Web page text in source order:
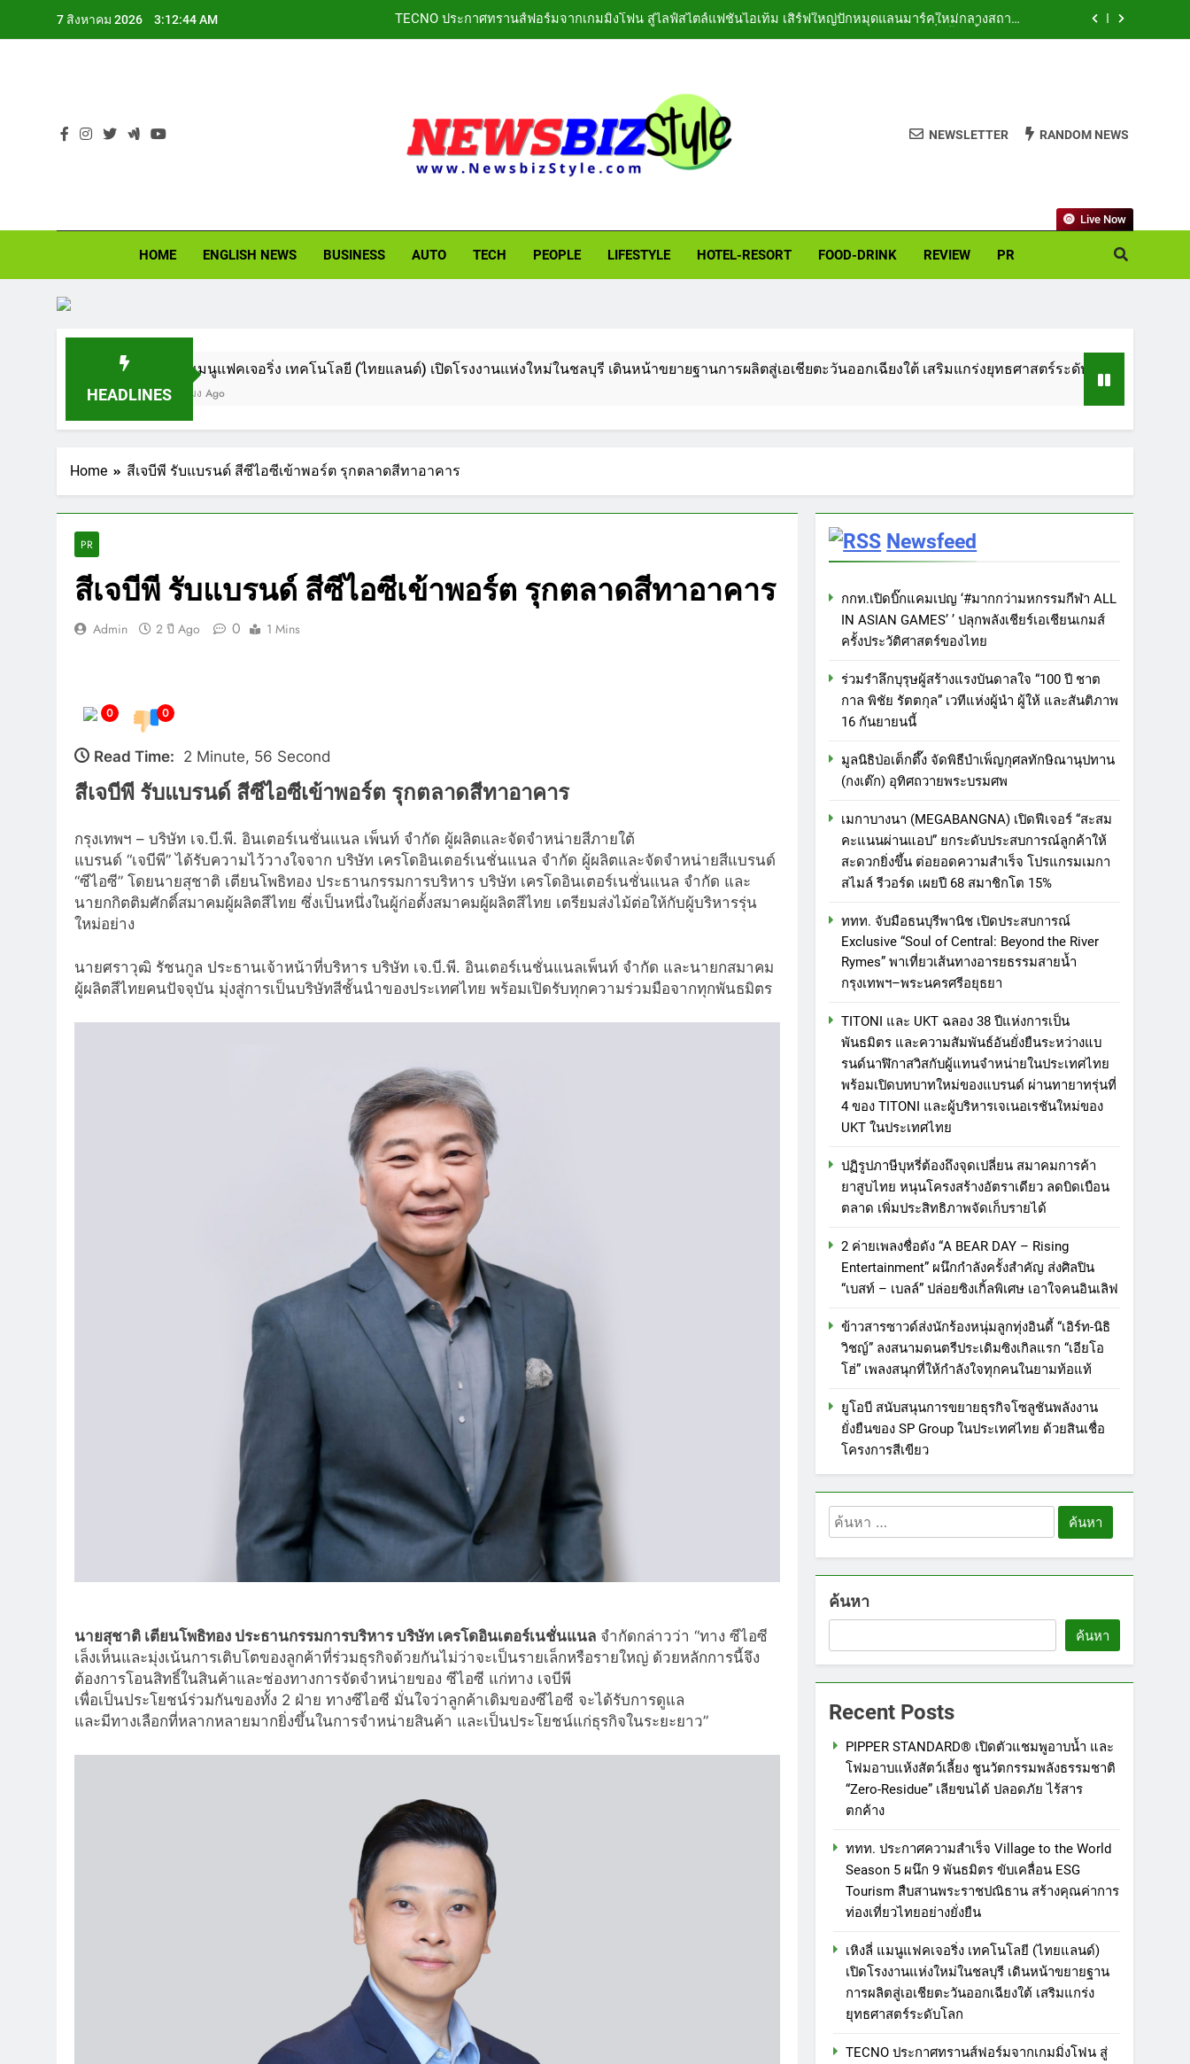
7 สิงหาคม 2026 3:12:45 AM
TECNO ประกาศทรานส์ฟอร์มจากเกมมิ่งโฟน สู่ไลฟ์สไตล์แฟชั่นไอเท็ม เสิร์ฟใหญ่ปักหมุดแลนมาร์คใหม่กลางสถานี
ททท. ประกาศความสำเร็จ Village to the World Season 5 ผนึก 9 พันธมิตร ขับเคลื่อน ESG Tourism สืบสานพระ
เหิงลี่ แมนูแฟคเจอริ่ง เทคโนโลยี (ไทยแลนด์) เปิดโรงงานแห่งใหม่ในชลบุรี เดินหน้าขยายฐานการผลิตสู่เอเชียตะวัน
TECNO ประกาศทรานส์ฟอร์มจากเกมมิ่งโฟน สู่ไลฟ์สไตล์แฟชั่นไอเท็ม เสิร์ฟใหญ่ปักหมุดแลนมาร์คใหม่กลางสถานี
NEWSBIZSTYLE
NEWSLETTER RANDOM NEWS
HOME ENGLISH NEWS BUSINESS AUTO TECH PEOPLE LIFESTYLE HOTEL-​RESORT FOOD-DRINK REVIEW PR
Live Now
HEADLINES
เหิงลี่ แมนูแฟคเจอริ่ง เทคโนโลยี (ไทยแลนด์) เปิดโรงงานแห่งใหม่ในชลบุรี เดินหน้าขยายฐานการผลิตสู่เอเชียตะวันออกเฉียงใต้ เสริมแกร่งยุทธศาสตร์ระดับโลก
22 ชั่วโมง Ago
Home สีเจบีพี รับแบรนด์ สีซีไอซีเข้าพอร์ต รุกตลาดสีทาอาคาร
PR
สีเจบีพี รับแบรนด์ สีซีไอซีเข้าพอร์ต รุกตลาดสีทาอาคาร
Admin 2 ปี Ago 0 1 Mins
0 0
Read Time: 2 Minute, 56 Second
สีเจบีพี รับแบรนด์ สีซีไอซีเข้าพอร์ต รุกตลาดสีทาอาคาร
กรุงเทพฯ – บริษัท เจ.บี.พี. อินเตอร์เนชั่นแนล เพ็นท์ จำกัด ผู้ผลิตและจัดจำหน่ายสีภายใต้
แบรนด์ “เจบีพี” ได้รับความไว้วางใจจาก บริษัท เครโดอินเตอร์เนชั่นแนล จำกัด ผู้ผลิตและจัดจำหน่ายสีแบรนด์
“ซีไอซี” โดยนายสุชาติ เตียนโพธิทอง ประธานกรรมการบริหาร บริษัท เครโดอินเตอร์เนชั่นแนล จำกัด และ
นายกกิตติมศักดิ์สมาคมผู้ผลิตสีไทย ซึ่งเป็นหนึ่งในผู้ก่อตั้งสมาคมผู้ผลิตสีไทย เตรียมส่งไม้ต่อให้กับผู้บริหารรุ่น
ใหม่อย่าง
นายศราวุฒิ รัชนกูล ประธานเจ้าหน้าที่บริหาร บริษัท เจ.บี.พี. อินเตอร์เนชั่นแนลเพ็นท์ จำกัด และนายกสมาคม
ผู้ผลิตสีไทยคนปัจจุบัน มุ่งสู่การเป็นบริษัทสีชั้นนำของประเทศไทย พร้อมเปิดรับทุกความร่วมมือจากทุกพันธมิตร
นายสุชาติ เตียนโพธิทอง ประธานกรรมการบริหาร บริษัท เครโดอินเตอร์เนชั่นแนล จำกัดกล่าวว่า “ทาง ซีไอซี
เล็งเห็นและมุ่งเน้นการเติบโตของลูกค้าที่ร่วมธุรกิจด้วยกันไม่ว่าจะเป็นรายเล็กหรือรายใหญ่ ด้วยหลักการนี้จึง
ต้องการโอนสิทธิ์ในสินค้าและช่องทางการจัดจำหน่ายของ ซีไอซี แก่ทาง เจบีพี
เพื่อเป็นประโยชน์ร่วมกันของทั้ง 2 ฝ่าย ทางซีไอซี มั่นใจว่าลูกค้าเดิมของซีไอซี จะได้รับการดูแล
และมีทางเลือกที่หลากหลายมากยิ่งขึ้นในการจำหน่ายสินค้า และเป็นประโยชน์แก่ธุรกิจในระยะยาว”
Newsfeed
กกท.เปิดบิ๊กแคมเปญ ‘#มากกว่ามหกรรมกีฬา ALL
IN ASIAN GAMES’ ’ ปลุกพลังเชียร์เอเชียนเกมส์
ครั้งประวัติศาสตร์ของไทย
ร่วมรำลึกบุรุษผู้สร้างแรงบันดาลใจ “100 ปี ชาต
กาล พิชัย รัตตกุล” เวทีแห่งผู้นำ ผู้ให้ และสันติภาพ
16 กันยายนนี้
มูลนิธิป่อเต็กตึ๊ง จัดพิธีบำเพ็ญกุศลทักษิณานุปทาน
(กงเต๊ก) อุทิศถวายพระบรมศพ
เมกาบางนา (MEGABANGNA) เปิดฟีเจอร์ “สะสม
คะแนนผ่านแอป” ยกระดับประสบการณ์ลูกค้าให้
สะดวกยิ่งขึ้น ต่อยอดความสำเร็จ โปรแกรมเมกา
สไมล์ รีวอร์ด เผยปี 68 สมาชิกโต 15%
ททท. จับมือธนบุรีพานิช เปิดประสบการณ์
Exclusive “Soul of Central: Beyond the River
Rymes” พาเที่ยวเส้นทางอารยธรรมสายน้ำ
กรุงเทพฯ–พระนครศรีอยุธยา
TITONI และ UKT ฉลอง 38 ปีแห่งการเป็น
พันธมิตร และความสัมพันธ์อันยั่งยืนระหว่างแบ
รนด์นาฬิกาสวิสกับผู้แทนจำหน่ายในประเทศไทย
พร้อมเปิดบทบาทใหม่ของแบรนด์ ผ่านทายาทรุ่นที่
4 ของ TITONI และผู้บริหารเจเนอเรชันใหม่ของ
UKT ในประเทศไทย
ปฏิรูปภาษีบุหรี่ต้องถึงจุดเปลี่ยน สมาคมการค้า
ยาสูบไทย หนุนโครงสร้างอัตราเดียว ลดบิดเบือน
ตลาด เพิ่มประสิทธิภาพจัดเก็บรายได้
2 ค่ายเพลงชื่อดัง “A BEAR DAY – Rising
Entertainment” ผนึกกำลังครั้งสำคัญ ส่งศิลปิน
“เบสท์ – เบลล์” ปล่อยซิงเกิ้ลพิเศษ เอาใจคนอินเลิฟ
ข้าวสารซาวด์ส่งนักร้องหนุ่มลูกทุ่งอินดี้ “เอิร์ท-นิธิ
วิชญ์” ลงสนามดนตรีประเดิมซิงเกิลแรก “เอียโอ
โฮ่” เพลงสนุกที่ให้กำลังใจทุกคนในยามท้อแท้
ยูโอบี สนับสนุนการขยายธุรกิจโซลูชันพลังงาน
ยั่งยืนของ SP Group ในประเทศไทย ด้วยสินเชื่อ
โครงการสีเขียว
ค้นหา
สำหรับ:
ค้นหา
ค้นหา
Recent Posts
PIPPER STANDARD® เปิดตัวแชมพูอาบน้ำ และ
โฟมอาบแห้งสัตว์เลี้ยง ชูนวัตกรรมพลังธรรมชาติ
“Zero-Residue” เลียขนได้ ปลอดภัย ไร้สาร
ตกค้าง
ททท. ประกาศความสำเร็จ Village to the World
Season 5 ผนึก 9 พันธมิตร ขับเคลื่อน ESG
Tourism สืบสานพระราชปณิธาน สร้างคุณค่าการ
ท่องเที่ยวไทยอย่างยั่งยืน
เหิงลี่ แมนูแฟคเจอริ่ง เทคโนโลยี (ไทยแลนด์)
เปิดโรงงานแห่งใหม่ในชลบุรี เดินหน้าขยายฐาน
การผลิตสู่เอเชียตะวันออกเฉียงใต้ เสริมแกร่ง
ยุทธศาสตร์ระดับโลก
TECNO ประกาศทรานส์ฟอร์มจากเกมมิ่งโฟน สู่